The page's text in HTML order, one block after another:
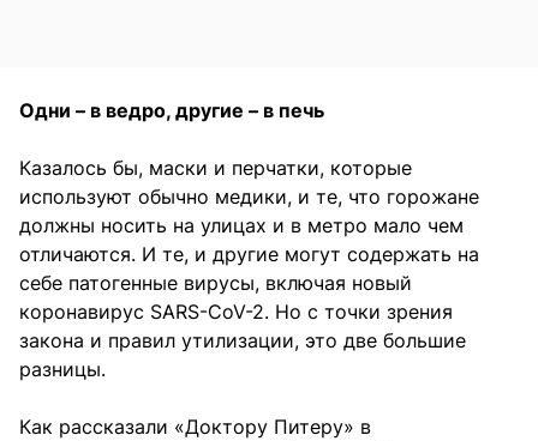
Одни – в ведро, другие – в печь
Казалось бы, маски и перчатки, которые
используют обычно медики, и те, что горожане
должны носить на улицах и в метро мало чем
отличаются. И те, и другие могут содержать на
себе патогенные вирусы, включая новый
коронавирус SARS-CoV-2. Но с точки зрения
закона и правил утилизации, это две большие
разницы.
Как рассказали «Доктору Питеру» в